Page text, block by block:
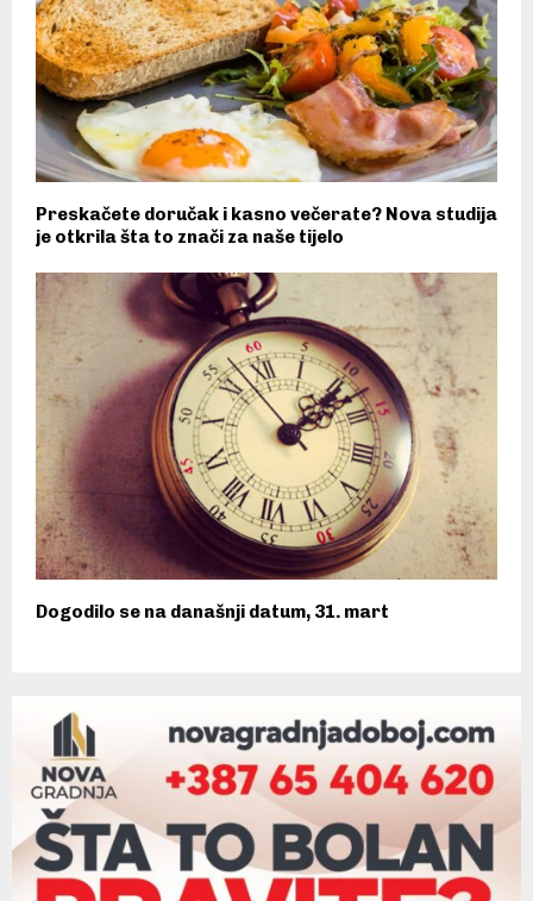
Preskačete doručak i kasno večerate? Nova studija
je otkrila šta to znači za naše tijelo
Dogodilo se na današnji datum, 31. mart